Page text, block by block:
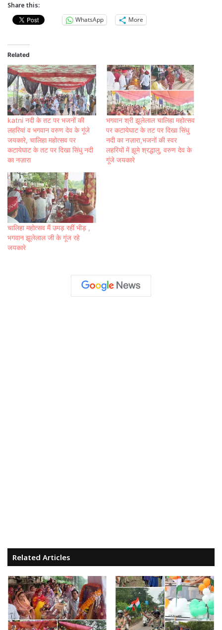
Share this:
WhatsApp
More
Related
katni नदी के तट पर भजनों की
लहरियां व भगवान वरुण देव के गूंजे
जयकारे, चालिहा महोत्सव पर
कटायेघाट के तट पर दिखा सिंधु नदी
का नज़ारा
भगवान श्री झूलेलाल चालिहा महोत्सव
पर कटायेघाट के तट पर दिखा सिंधु
नदी का नज़ारा,भजनों की स्वर
लहरियों में झूमे श्रद्धालु, वरुण देव के
गूंजे जयकारे
चालिहा महोत्सव मैं उमड़ रहीं भीड़ ,
भगवान झूलेलाल जी के गूंज रहे
जयकारे
Related Articles